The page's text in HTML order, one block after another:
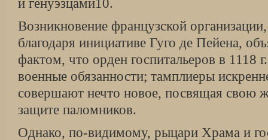
и генуэзцами10.
Возникновение французской
благодаря инициативе Гуго де Пейена,
фактом, что орден госпитальеров в 1118
военные обязанности; тамплиеры
совершают нечто новое, посвящая свою
защите паломников.
Однако, по-видимому, рыцари Храма и